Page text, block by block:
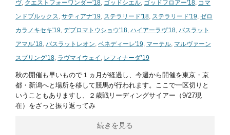
ヴ, クエストフォーワンダー'18, ゴッドシエル, ゴッドフロアー'18, コマ
ンドブルックス, サティアナ'19, ステラリード'18, ステラリード'19, ゼロ
カラノキセキ'19, デプロマトウショウ'18, ハイアーラヴ'18, バスラット
アマル’18, バスラットレオン, ベネディーレ'19, マーテル, マルヴァーン
スプリング'18, ラヴマイウェイ , レフィナーダ’19
秋の開催も早いもので１ヵ月が経過し、今週から開催を東京・京
都・新潟へと場所を移して競馬が行われます。ここで一区切りと
いうこともありますし、２歳戦リーディングサイアー（9/27現
在）をざっと振り返ってみ
続きを見る